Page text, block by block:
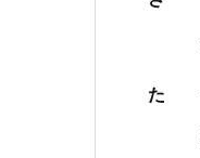
た